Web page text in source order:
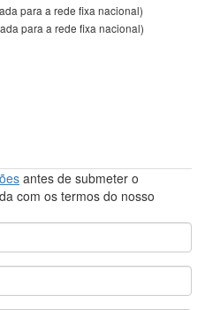
para a rede fixa nacional)
para a rede fixa nacional)
antes de submeter o
com os termos do nosso